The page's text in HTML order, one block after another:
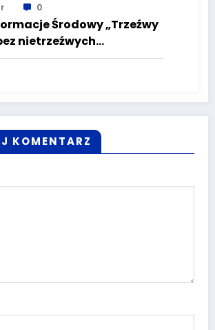
0
Środowy „Trzeźwy
nietrzeźwych
To cieszy!
KOMENTARZ